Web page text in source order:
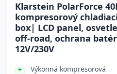
Klarstein PolarForce
kompresorový
box| LCD panel,
off-road, ochrana
12V/230V
Výkonná kompresorová